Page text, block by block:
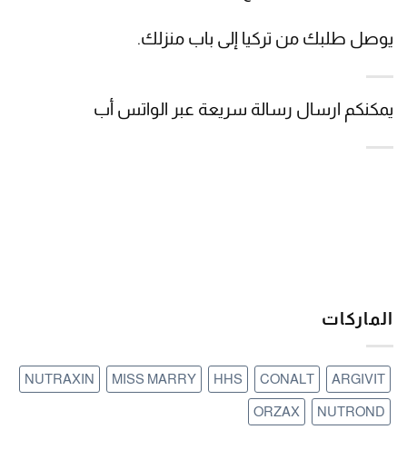
يوصل طلبك من تركيا إلى باب منزلك.
يمكنكم ارسال رسالة سريعة عبر الواتس أب
الماركات
ARGIVIT
CONALT
HHS
MISS MARRY
NUTRAXIN
NUTROND
ORZAX